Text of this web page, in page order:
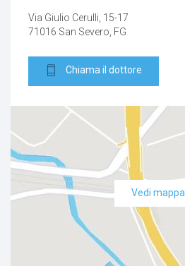
Fistola sacrococcigea
Nei
Dolore
Prolasso rettale
Rettocele
Via Giulio Cerulli, 15-17
71016 San Severo, FG
Chiama il dottore
Vedi mappa